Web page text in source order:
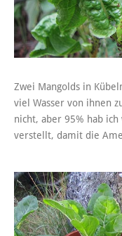
Zwei Mangolds in
viel Wasser von ihnen
nicht, aber 95% hab
verstellt, damit die